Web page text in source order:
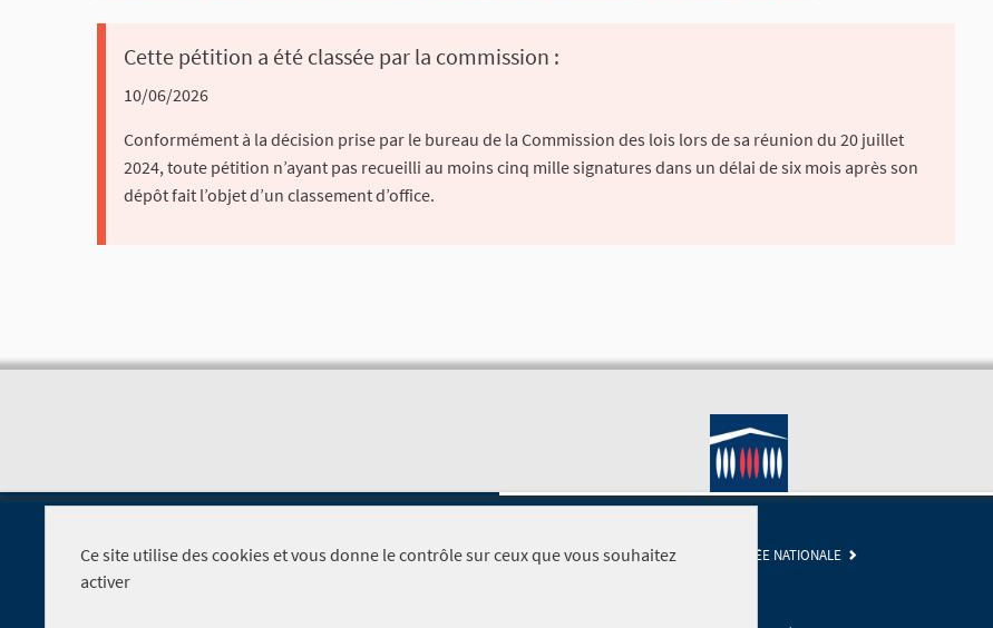
Cette pétition a été classée par la commission :
10/06/2026
Conformément à la décision prise par le bureau de la Commission des lois lors de sa réunion du 20 juillet
2024, toute pétition n’ayant pas recueilli au moins cinq mille signatures dans un délai de six mois après son
dépôt fait l’objet d’un classement d’office.
SITE DE L'ASSEMBLÉE NATIONALE
Ce site utilise des cookies et vous donne le contrôle sur ceux que vous souhaitez
activer